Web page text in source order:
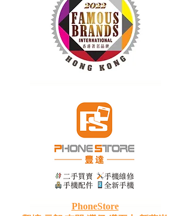
PhoneStore